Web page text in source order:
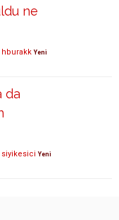
ne
hburakk Yeni
da
siyikesici Yeni